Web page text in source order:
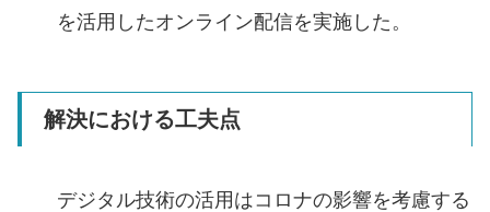
を活用したオンライン配信を実施した。
解決における工夫点
デジタル技術の活用はコロナの影響を考慮する